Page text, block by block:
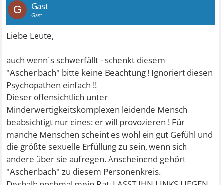
G Gast
Gast
Liebe Leute,
auch wenn´s schwerfällt - schenkt diesem
"Aschenbach" bitte keine Beachtung ! Ignoriert diesen
Psychopathen einfach !!
Dieser offensichtlich unter
Minderwertigkeitskomplexen leidende Mensch
beabsichtigt nur eines: er will provozieren ! Für
manche Menschen scheint es wohl ein gut Gefühl und
die größte sexuelle Erfüllung zu sein, wenn sich
andere über sie aufregen. Anscheinend gehört
"Aschenbach" zu diesem Personenkreis.